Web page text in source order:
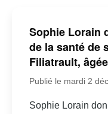
Sophie Lorain
de la santé de
Filiatrault,
Publié le mardi 2
Sophie Lorain